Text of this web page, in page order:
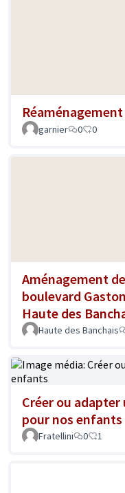
garnier
0 0
Aménagement
boulevard
Haute des
Haute des Banchais
Créer ou adapter
pour nos enfants
Fratellini 0 1